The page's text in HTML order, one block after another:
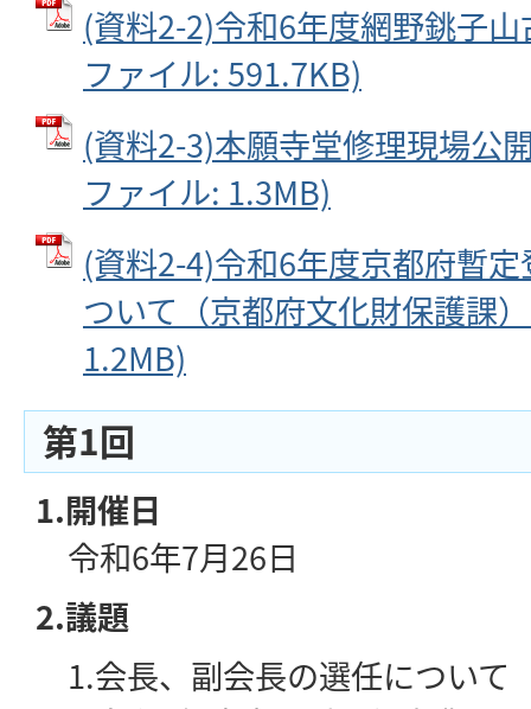
(資料2-2)令和6年度網野銚子
ファイル: 591.7KB)
(資料2-3)本願寺堂修理現場公
ファイル: 1.3MB)
(資料2-4)令和6年度京都府暫
ついて（京都府文化財保護課
1.2MB)
第1回
1.開催日
令和6年7月26日
2.議題
1.会長、副会長の選任について